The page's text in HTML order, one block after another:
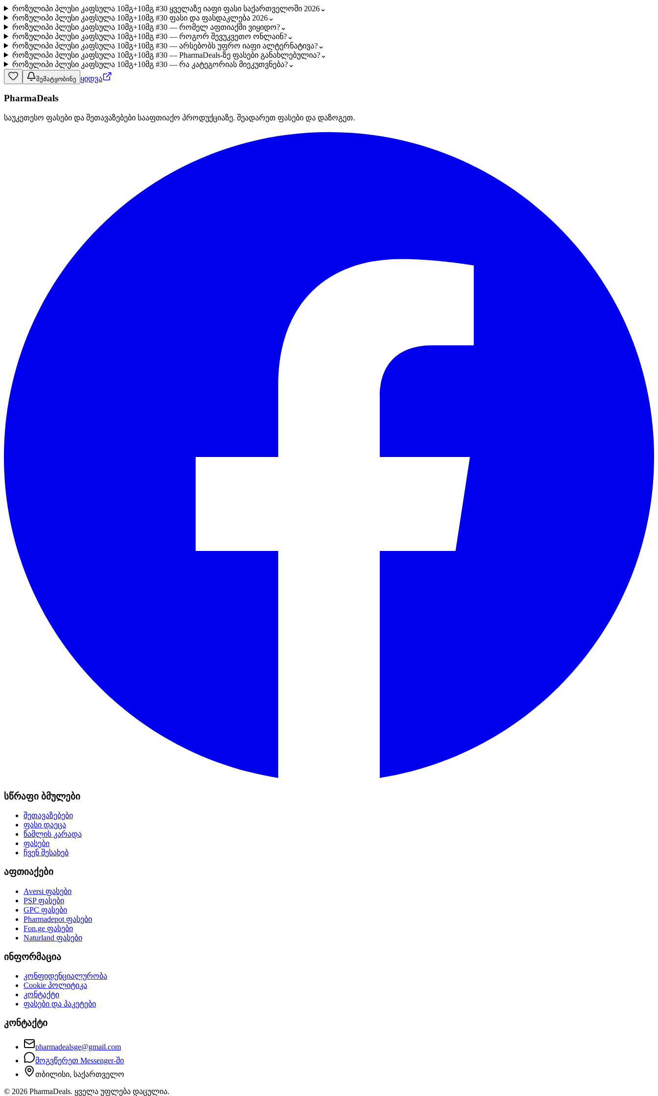
როზულიპი პლუსი კაფსულა 10მგ+10მგ #30 ყველაზე იაფი ფასი საქართველოში 2026⌄
როზულიპი პლუსი კაფსულა 10მგ+10მგ #30 ფასი და ფასდაკლება 2026⌄
როზულიპი პლუსი კაფსულა 10მგ+10მგ #30 — რომელ აფთიაქში ვიყიდო?⌄
როზულიპი პლუსი კაფსულა 10მგ+10მგ #30 — როგორ შევუკვეთო ონლაინ?⌄
როზულიპი პლუსი კაფსულა 10მგ+10მგ #30 — არსებობს უფრო იაფი ალტერნატივა?⌄
როზულიპი პლუსი კაფსულა 10მგ+10მგ #30 — PharmaDeals-ზე ფასები განახლებულია?⌄
როზულიპი პლუსი კაფსულა 10მგ+10მგ #30 — რა კატეგორიას მიეკუთვნება?⌄
შემატყობინე ყიდვა
PharmaDeals
საუკეთესო ფასები და შეთავაზებები სააფთიაქო პროდუქციაზე. შეადარეთ ფასები და დაზოგეთ.
სწრაფი ბმულები
შეთავაზებები
ფასი დაეცა
წამლის კარადა
ფასები
ჩვენ შესახებ
აფთიაქები
Aversi ფასები
PSPფასები
GPC ფასები
Pharmadepot ფასები
Fon.ge ფასები
Naturland ფასები
ინფორმაცია
კონფიდენციალურობა
Cookie პოლიტიკა
კონტაქტი
ფასები და პაკეტები
კონტაქტი
pharmadealsge@gmail.com
მოგვწერეთ Messenger-ში
თბილისი, საქართველო
© 2026 PharmaDeals. ყველა უფლება დაცულია.